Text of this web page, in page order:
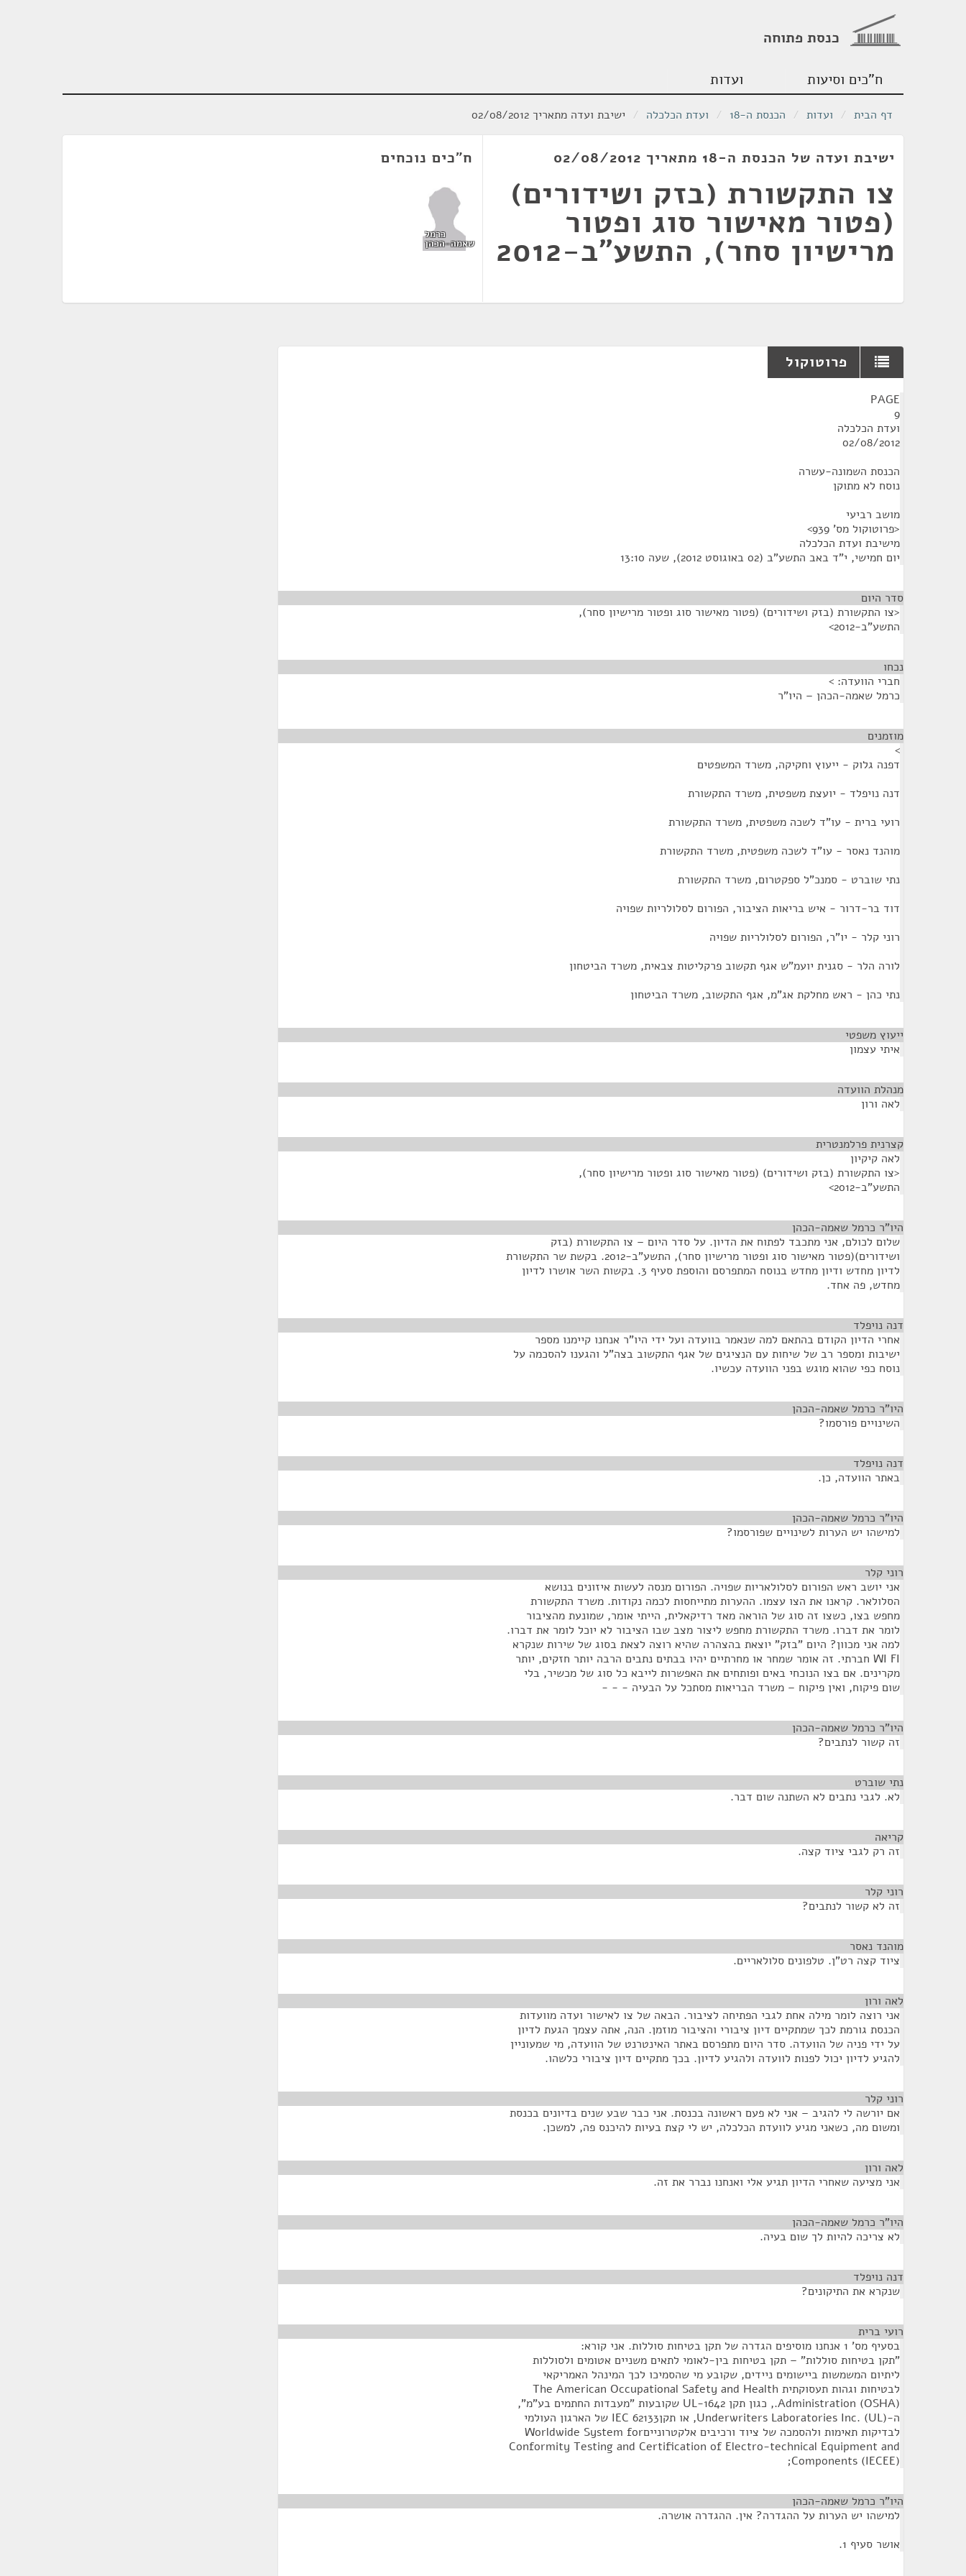
כנסת פתוחה
ח"כים וסיעות ועדות
דף הבית / ועדות / הכנסת ה-18 / ועדת הכלכלה / ישיבת ועדה מתאריך 02/08/2012
ישיבת ועדה של הכנסת ה-18 מתאריך 02/08/2012
צו התקשורת (בזק ושידורים)
(פטור מאישור סוג ופטור
מרישיון סחר), התשע"ב-2012
ח"כים נוכחים
כרמל
שאמה-הכהן
פרוטוקול
PAGE
9
ועדת הכלכלה
02/08/2012
הכנסת השמונה-עשרה
נוסח לא מתוקן
מושב רביעי
<פרוטוקול מס' 939>
מישיבת ועדת הכלכלה
יום חמישי, י"ד באב התשע"ב (02 באוגוסט 2012), שעה 13:10
סדר היום
<צו התקשורת (בזק ושידורים) (פטור מאישור סוג ופטור מרישיון סחר),
התשע"ב-2012>
נכחו
חברי הוועדה: >
כרמל שאמה-הכהן – היו"ר
מוזמנים
>
דפנה גלוק - ייעוץ וחקיקה, משרד המשפטים
דנה נויפלד - יועצת משפטית, משרד התקשורת
רועי ברית - עו"ד לשכה משפטית, משרד התקשורת
מוהנד נאסר - עו"ד לשכה משפטית, משרד התקשורת
נתי שוברט - סמנכ"ל ספקטרום, משרד התקשורת
דוד בר-דרור - איש בריאות הציבור, הפורום לסלולריות שפויה
רוני קלר - יו"ר, הפורום לסלולריות שפויה
לורה הלר - סגנית יועמ"ש אגף תקשוב פרקליטות צבאית, משרד הביטחון
נתי כהן - ראש מחלקת אג"מ, אגף התקשוב, משרד הביטחון
ייעוץ משפטי
איתי עצמון
מנהלת הוועדה
לאה ורון
קצרנית פרלמנטרית
לאה קיקיון
<צו התקשורת (בזק ושידורים) (פטור מאישור סוג ופטור מרישיון סחר),
התשע"ב-2012>
היו"ר כרמל שאמה-הכהן
שלום לכולם, אני מתכבד לפתוח את הדיון. על סדר היום – צו התקשורת (בזק
ושידורים)(פטור מאישור סוג ופטור מרישיון סחר), התשע"ב-2012. בקשת שר התקשורת
לדיון מחדש ודיון מחדש בנוסח המתפרסם והוספת סעיף 3. בקשות השר אושרו לדיון
מחדש, פה אחד.
דנה נויפלד
אחרי הדיון הקודם בהתאם למה שנאמר בוועדה ועל ידי היו"ר אנחנו קיימנו מספר
ישיבות ומספר רב של שיחות עם הנציגים של אגף התקשוב בצה"ל והגענו להסכמה על
נוסח כפי שהוא מוגש בפני הוועדה עכשיו.
היו"ר כרמל שאמה-הכהן
השינויים פורסמו?
דנה נויפלד
באתר הוועדה, כן.
היו"ר כרמל שאמה-הכהן
למישהו יש הערות לשינויים שפורסמו?
רוני קלר
אני יושב ראש הפורום לסלולאריות שפויה. הפורום מנסה לעשות איזונים בנושא
הסלולאר. קראנו את הצו עצמו. ההערות מתייחסות לכמה נקודות. משרד התקשורת
מחפש בצו, כשצו זה סוג של הוראה מאד רדיקאלית, הייתי אומר, שמונעת מהציבור
לומר את דברו. משרד התקשורת מחפש ליצור מצב שבו הציבור לא יוכל לומר את דברו.
למה אני מכוון? היום "בזק" יוצאת בהצהרה שהיא רוצה לצאת בסוג של שירות שנקרא
WI FI חברתי. זה אומר שמחר או מחרתיים יהיו בבתים נתבים הרבה יותר חזקים, יותר
מקרינים. אם בצו הנוכחי באים ופותחים את האפשרות לייבא כל סוג של מכשיר, בלי
שום פיקוח, ואין פיקוח – משרד הבריאות מסתכל על הבעיה - - -
היו"ר כרמל שאמה-הכהן
זה קשור לנתבים?
נתי שוברט
לא. לגבי נתבים לא השתנה שום דבר.
קריאה
זה רק לגבי ציוד קצה.
רוני קלר
זה לא קשור לנתבים?
מוהנד נאסר
ציוד קצה רט"ן. טלפונים סלולאריים.
לאה ורון
אני רוצה לומר מילה אחת לגבי הפתיחה לציבור. הבאה של צו לאישור ועדה מוועדות
הכנסת גורמת לכך שמתקיים דיון ציבורי והציבור מוזמן. הנה, אתה עצמך הגעת לדיון
על ידי פניה של הוועדה. סדר היום מתפרסם באתר האינטרנט של הוועדה, מי שמעוניין
להגיע לדיון יכול לפנות לוועדה ולהגיע לדיון. בכך מתקיים דיון ציבורי כלשהו.
רוני קלר
אם יורשה לי להגיב – אני לא פעם ראשונה בכנסת. אני כבר שבע שנים בדיונים בכנסת
ומשום מה, כשאני מגיע לוועדת הכלכלה, יש לי קצת בעיות להיכנס פה, למשכן.
לאה ורון
אני מציעה שאחרי הדיון תגיע אלי ואנחנו נברר את זה.
היו"ר כרמל שאמה-הכהן
לא צריכה להיות לך שום בעיה.
דנה נויפלד
שנקרא את התיקונים?
רועי ברית
בסעיף מס' 1 אנחנו מוסיפים הגדרה של תקן בטיחות סוללות. אני קורא:
"תקן בטיחות סוללות" – תקן בטיחות בין-לאומי לתאים משניים אטומים ולסוללות
ליתיום המשמשות ביישומים ניידים, שקובע מי שהסמיכו לכך המינהל האמריקאי
לבטיחות וגהות תעסוקתית The American Occupational Safety and Health
Administration (OSHA)., כגון תקן UL-1642 שקובעות "מעבדות החתמים בע"מ",
ה-Underwriters Laboratories Inc. (UL), או תקןIEC 62133 של הארגון העולמי
לבדיקות תאימות ולהסמכה של ציוד ורכיבים אלקטרונייםWorldwide System for
Conformity Testing and Certification of Electro-technical Equipment and
Components (IECEE);
היו"ר כרמל שאמה-הכהן
למישהו יש הערות על ההגדרה? אין. ההגדרה אושרה.
אושר סעיף 1.